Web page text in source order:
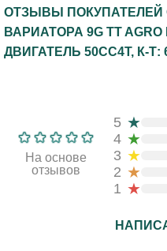
ОТЗЫВЫ ПОКУПАТЕЛЕЙ
ВАРИАТОРА 9G TT
ДВИГАТЕЛЬ 50CC4T, К-Т:
На основе
отзывов
5 ★
4 ★
3 ★
2 ★
1 ★